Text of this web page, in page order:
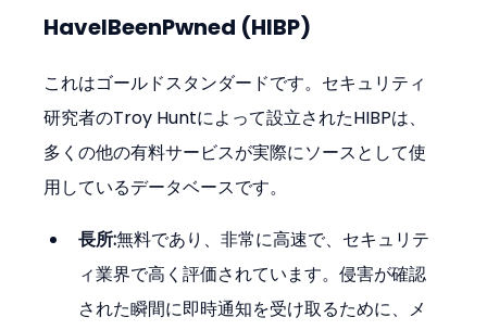
HaveIBeenPwned (HIBP)
これはゴールドスタンダードです。セキュリティ
研究者のTroy Huntによって設立されたHIBPは、
多くの他の有料サービスが実際にソースとして使
用しているデータベースです。
長所:無料であり、非常に高速で、セキュリテ
ィ業界で高く評価されています。侵害が確認
された瞬間に即時通知を受け取るために、メ